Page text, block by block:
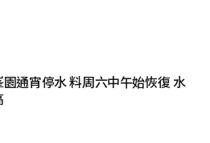
通宵停水 料周六中午始恢復 水